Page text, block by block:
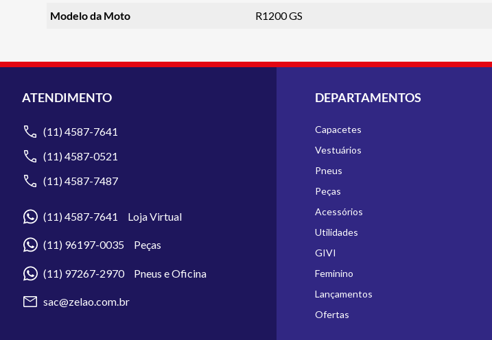
Modelo da Moto R1200 GS
ATENDIMENTO
(11) 4587-7641
(11) 4587-0521
(11) 4587-7487
(11) 4587-7641 Loja Virtual
(11) 96197-0035 Peças
(11) 97267-2970 Pneus e Oficina
sac@zelao.com.br
DEPARTAMENTOS
Capacetes
Vestuários
Pneus
Peças
Acessórios
Utilidades
GIVI
Feminino
Lançamentos
Ofertas